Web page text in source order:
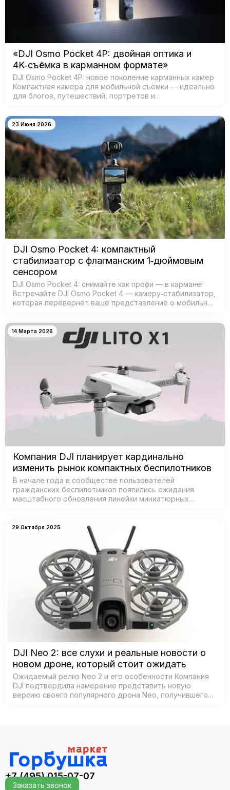
«DJI Osmo Pocket 4P: двойная оптика и
4K‑съёмка в карманном формате»
DJI Osmo Pocket 4P: новое поколение карманных камер
Компактная камера для мобильной съёмки — идеально
для блогов, путешествий, портретов и
двойная система камер: ш…
23 Июня 2026
DJI Osmo Pocket 4: компактный
стабилизатор с флагманским 1‑дюймовым
сенсором
DJI Osmo Pocket 4: снимайте как профи — в кармане!
Встречайте DJI Osmo Pocket 4 — камеру‑стабилизатор,
которая перевернёт ваше представление о мобильной
теперь проф…
14 Марта 2026
Компания DJI планирует кардинально
изменить рынок компактных беспилотников
В начале года в сообществе пользователей
гражданских беспилотников появились ожидания
масштабного обновления линейки миниатюрных
29 Октября 2025
DJI Neo 2: все слухи и реальные новости о
новом дроне, который стоит ожидать
Ожидаемый релиз Neo 2 и его особенности Компания
DJI подтвердила намерение представить новую
версию своего популярного дрона Neo, получившего
+7 (495) 015-07-07
Заказать звонок